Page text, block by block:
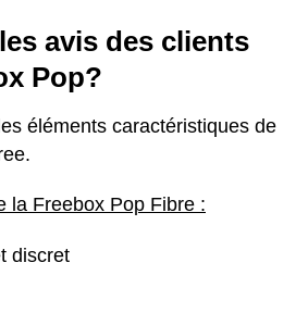
avis des clients
Pop?
éléments caractéristiques de
la Freebox Pop Fibre :
discret